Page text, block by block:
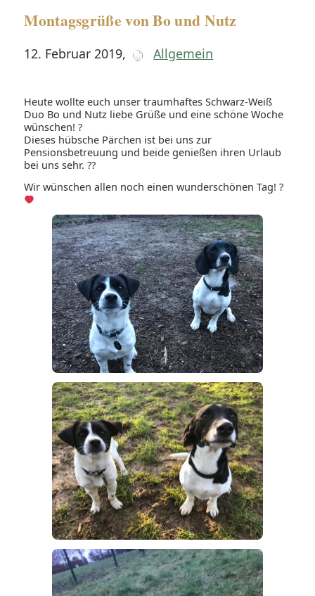
Montagsgrüße von Bo und Nutz
12. Februar 2019, Allgemein
Heute wollte euch unser traumhaftes Schwarz-Weiß
Duo Bo und Nutz liebe Grüße und eine schöne Woche
wünschen! ?
Dieses hübsche Pärchen ist bei uns zur
Pensionsbetreuung und beide genießen ihren Urlaub
bei uns sehr. ??
Wir wünschen allen noch einen wunderschönen Tag! ?